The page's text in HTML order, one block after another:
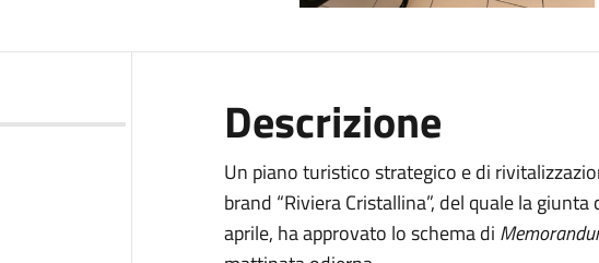
Descrizione
Un piano turistico strategico e di
brand “Riviera Cristallina”, del quale la
aprile, ha approvato lo schema di